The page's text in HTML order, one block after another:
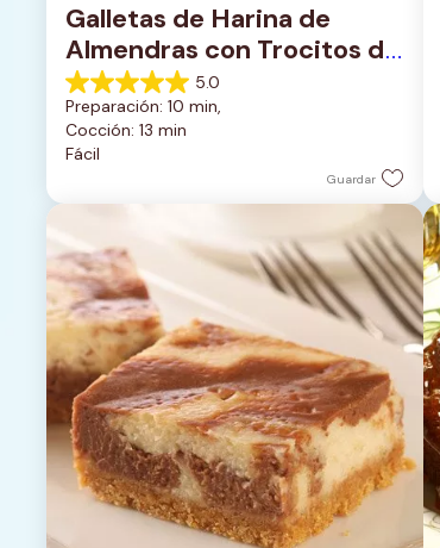
Galletas de Harina de
Almendras con Trocitos de
Chocolate Oscuro
5.0
5.0
de
5
estrellas.
reseña
Preparación: 10 min,
Cocción: 13 min
Fácil
Guardar